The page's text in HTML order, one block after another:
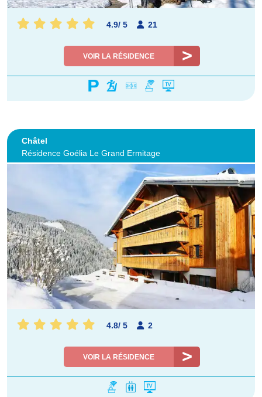
4.9/ 5 21
VOIR LA RÉSIDENCE
Châtel
Résidence Goélia Le Grand Ermitage
4.8/ 5 2
VOIR LA RÉSIDENCE